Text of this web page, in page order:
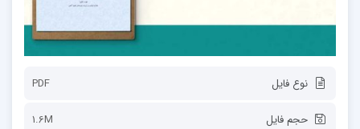
نوع فایل PDF
حجم فایل 1.6M